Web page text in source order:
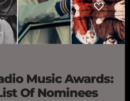
Music Awards:
Of Nominees